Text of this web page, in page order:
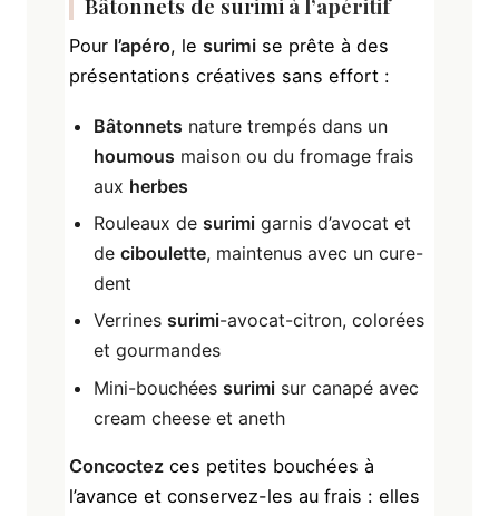
Bâtonnets de surimi à l’apéritif
Pour l’apéro, le surimi se prête à des
présentations créatives sans effort :
Bâtonnets nature trempés dans un
houmous maison ou du fromage frais
aux herbes
Rouleaux desurimi garnis d’avocat et
deciboulette, maintenus avec un cure-
dent
Verrinessurimi-avocat-citron, colorées
et gourmandes
Mini-bouchéessurimi sur canapé avec
cream cheese et aneth
Concoctez ces petites bouchées à
l’avance et conservez-les au frais : elles